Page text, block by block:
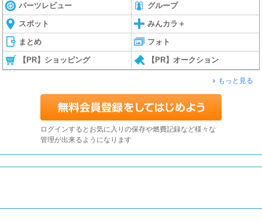
パーツレビュー グループ
スポット みんカラ＋
まとめ フォト
【PR】ショッピング 【PR】オークション
もっと見る
ログインするとお気に入りの保存や燃費記録など様々な
管理が出来るようになります